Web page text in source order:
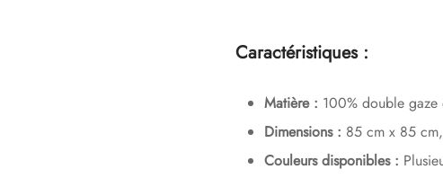
Caractéristiques :
Matière : 100% double
Dimensions : 85 cm x 85
Couleurs disponibles :